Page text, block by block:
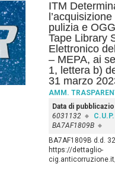
ITM
pulizia e
Tape Library
Elettronico
– MEPA, ai
1, lettera b)
31 marzo
AMM.
Data di
6031132
C.U.P.
BA7AF1809B
BA7AF1809B d.d.
https://dettaglio-